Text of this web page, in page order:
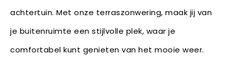
achtertuin. Met onze terraszonwering, maak jij van
je buitenruimte een stijlvolle plek, waar je
comfortabel kunt genieten van het mooie weer.